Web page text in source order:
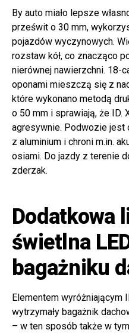
By auto miało lepsze
prześwit o 30 mm,
pojazdów wyczynowych.
rozstaw kół, co znacząco
nierównej nawierzchni. 18-
oponami mieszczą się z
które wykonano metodą
o 50 mm i sprawiają, że ID.
agresywnie. Podwozie jest
z aluminium i chroni m.in.
osiami. Do jazdy z terenie
zderzak.
Dodatkowa
świetlna
bagażniku
Elementem wyróżniającym
wytrzymały bagażnik
– w ten sposób także w